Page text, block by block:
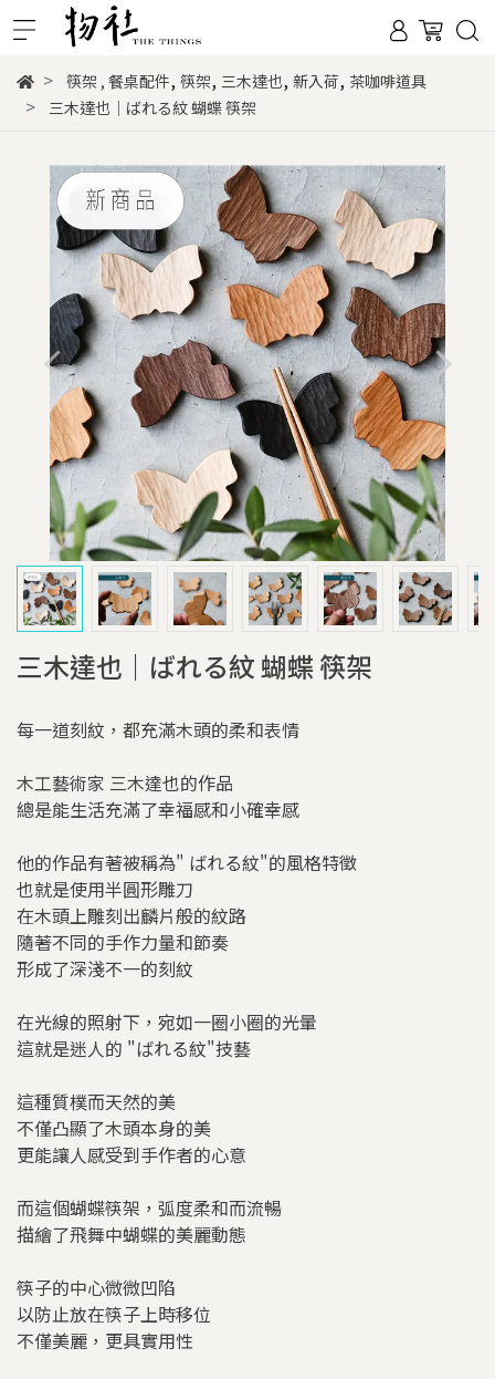
筷架 , 餐桌配件, 筷架, 三木達也, 新入荷, 茶咖啡道具
三木達也｜ばれる紋 蝴蝶 筷架
三木達也｜ばれる紋 蝴蝶 筷架
每一道刻紋，都充滿木頭的柔和表情
木工藝術家 三木達也的作品
總是能生活充滿了幸福感和小確幸感
他的作品有著被稱為" ばれる紋"的風格特徵
也就是使用半圓形雕刀
在木頭上雕刻出麟片般的紋路
隨著不同的手作力量和節奏
形成了深淺不一的刻紋
在光線的照射下，宛如一圈小圈的光暈
這就是迷人的 "ばれる紋"技藝
這種質樸而天然的美
不僅凸顯了木頭本身的美
更能讓人感受到手作者的心意
而這個蝴蝶筷架，弧度柔和而流暢
描繪了飛舞中蝴蝶的美麗動態
筷子的中心微微凹陷
以防止放在筷子上時移位
不僅美麗，更具實用性